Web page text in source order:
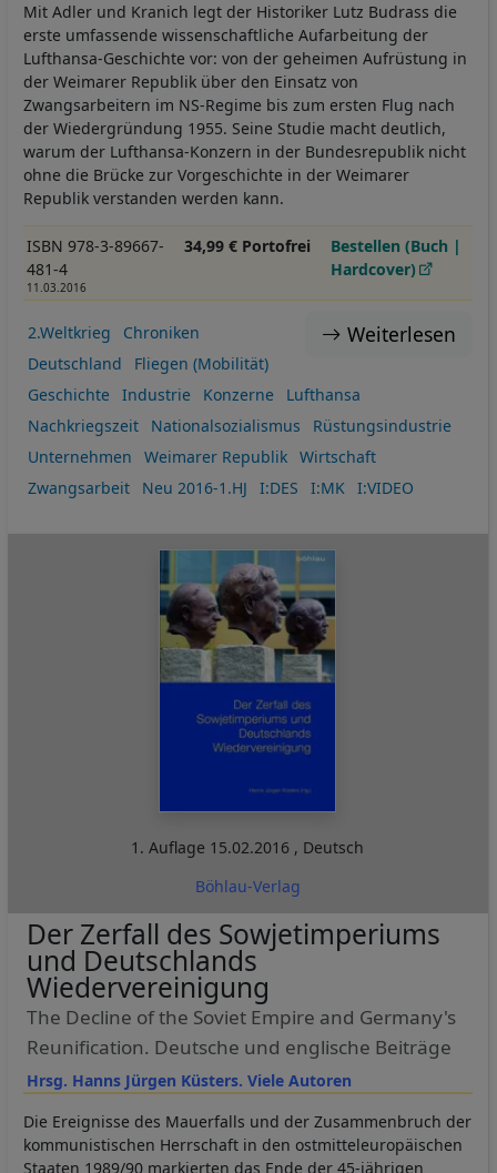
Mit Adler und Kranich legt der Historiker Lutz Budrass die
erste umfassende wissenschaftliche Aufarbeitung der
Lufthansa-Geschichte vor: von der geheimen Aufrüstung in
der Weimarer Republik über den Einsatz von
Zwangsarbeitern im NS-Regime bis zum ersten Flug nach
der Wiedergründung 1955. Seine Studie macht deutlich,
warum der Lufthansa-Konzern in der Bundesrepublik nicht
ohne die Brücke zur Vorgeschichte in der Weimarer
Republik verstanden werden kann.
ISBN 978-3-89667-
481-4
11.03.2016
34,99 € Portofrei
Bestellen (Buch |
Hardcover)
Weiterlesen
2.Weltkrieg
Chroniken
Deutschland
Fliegen (Mobilität)
Geschichte
Industrie Konzerne
Lufthansa
Nachkriegszeit
Nationalsozialismus
Rüstungsindustrie
Unternehmen
Weimarer Republik
Wirtschaft
Zwangsarbeit
Neu 2016-1.HJ I:DES I:MK I:VIDEO
1. Auflage 15.02.2016 , Deutsch
Böhlau-Verlag
Hrsg. Hanns Jürgen Küsters. Viele Autoren
Der Zerfall des Sowjetimperiums
und Deutschlands
Wiedervereinigung
The Decline of the Soviet Empire and Germany's
Reunification. Deutsche und englische Beiträge
Die Ereignisse des Mauerfalls und der Zusammenbruch der
kommunistischen Herrschaft in den ostmitteleuropäischen
Staaten 1989/90 markierten das Ende der 45-jährigen